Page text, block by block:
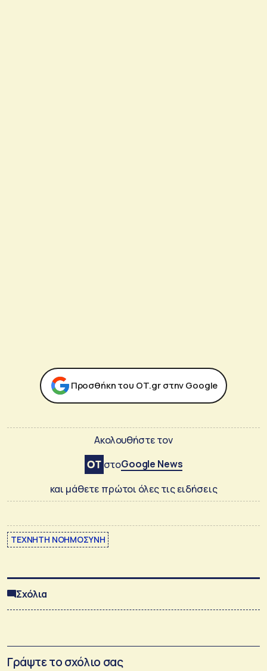
Προσθήκη του ΟΤ.gr στην Google
Ακολουθήστε τον
στοGoogle News
και μάθετε πρώτοι όλες τις ειδήσεις
ΤΕΧΝΗΤΗ ΝΟΗΜΟΣΥΝΗ
Σχόλια
Γράψτε το σχόλιο σας